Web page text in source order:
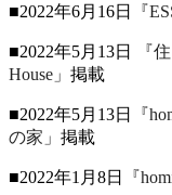
■2022年6月16日 『
■2022年5月13日 『
House」 掲載
■2022年5月13日 『
の家」 掲載
■2022年1月8日 『